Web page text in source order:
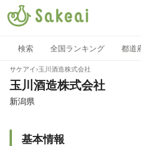
検索 全国ランキング 都道
サケアイ ›玉川酒造株式会社
玉川酒造株式会社
新潟県
基本情報